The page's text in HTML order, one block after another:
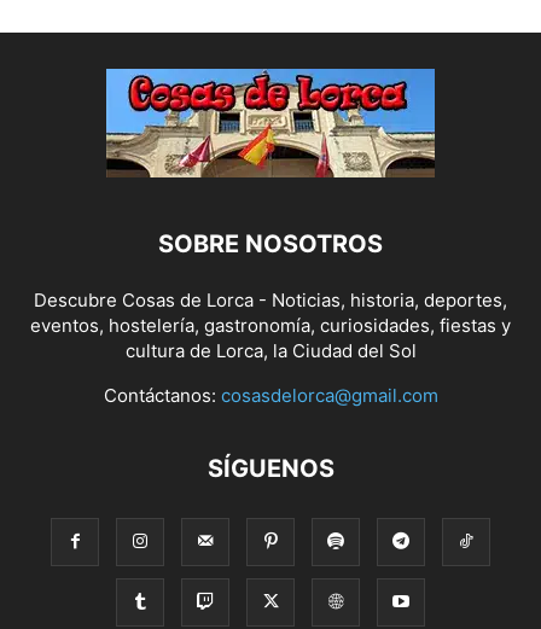
SOBRE NOSOTROS
Descubre Cosas de Lorca - Noticias, historia, deportes,
eventos, hostelería, gastronomía, curiosidades, fiestas y
cultura de Lorca, la Ciudad del Sol
Contáctanos: cosasdelorca@gmail.com
SÍGUENOS